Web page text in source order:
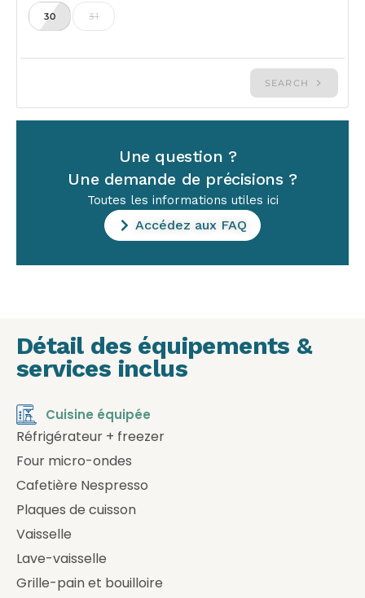
Une question ?
Une demande de précisions ?
Toutes les informations utiles ici
Accédez aux FAQ
Détail des équipements &
services inclus
Cuisine équipée
Réfrigérateur + freezer
Four micro-ondes
Cafetière Nespresso
Plaques de cuisson
Vaisselle
Lave-vaisselle
Grille-pain et bouilloire